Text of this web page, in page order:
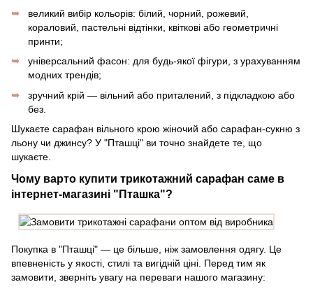
великий вибір кольорів: білий, чорний, рожевий,
кораловий, пастельні відтінки, квіткові або геометричні
принти;
універсальний фасон: для будь-якої фігури, з урахуванням
модних трендів;
зручний крій — вільний або приталений, з підкладкою або
без.
Шукаєте сарафан вільного крою жіночий або сарафан-сукню з
льону чи джинсу? У "Пташці" ви точно знайдете те, що
шукаєте.
Чому варто купити трикотажний сарафан саме в
інтернет-магазині "Пташка"?
Покупка в "Пташці" — це більше, ніж замовлення одягу. Це
впевненість у якості, стилі та вигідній ціні. Перед тим як
замовити, зверніть увагу на переваги нашого магазину: